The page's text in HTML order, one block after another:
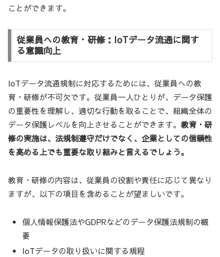
ことができます。
従業員への教育・研修：IoTデータ流通に関す
る意識向上
IoTデータ流通規制に対応するためには、従業員への教
育・研修が不可欠です。従業員一人ひとりが、データ保護
の重要性を理解し、適切な行動を取ることで、組織全体の
データ保護レベルを向上させることができます。 教育・研
修の実施は、法規制遵守だけでなく、企業としての信頼性
を高める上でも重要な取り組みと言えるでしょう。
教育・研修の内容は、従業員の役割や責任に応じて異なり
ますが、以下の項目を含めることが望ましいです。
個人情報保護法やGDPRなどのデータ保護法規制の概
要
IoTデータの取り扱いに関する規程